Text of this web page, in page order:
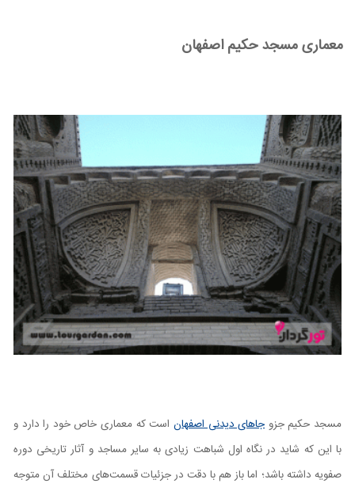
معماری مسجد حکیم اصفهان
مسجد حکیم جزوجاهای دیدنی اصفهان است که معماری خاص خود را دارد و
با این که شاید در نگاه اول شباهت زیادی به سایر مساجد و آثار تاریخی دوره
صفویه داشته باشد؛ اما باز هم با دقت در جزئیات قسمت‌های مختلف آن متوجه